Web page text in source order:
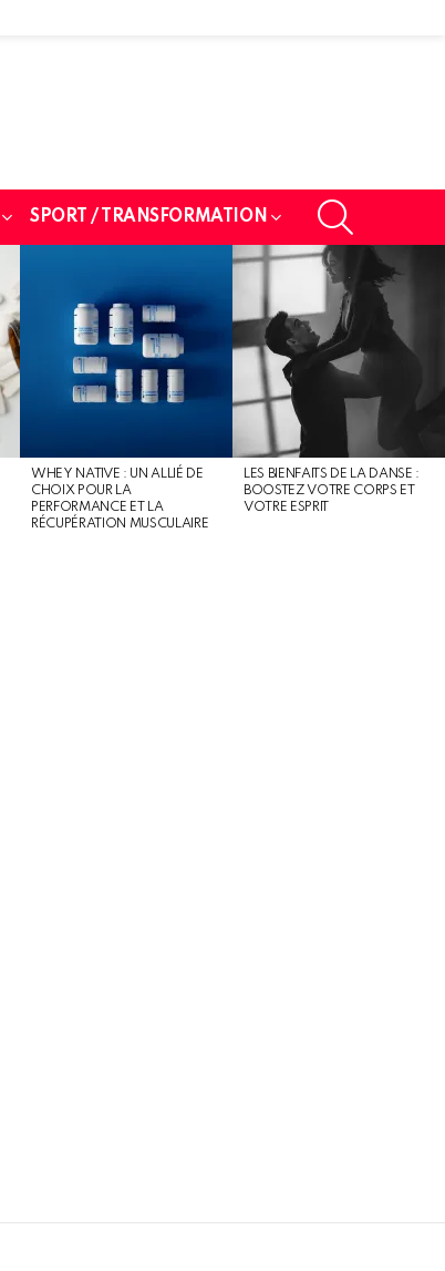
SPORT / TRANSFORMATION
WHEY NATIVE : UN ALLIÉ DE
CHOIX POUR LA
PERFORMANCE ET LA
RÉCUPÉRATION MUSCULAIRE
LES BIENFAITS DE LA DANSE :
BOOSTEZ VOTRE CORPS ET
VOTRE ESPRIT